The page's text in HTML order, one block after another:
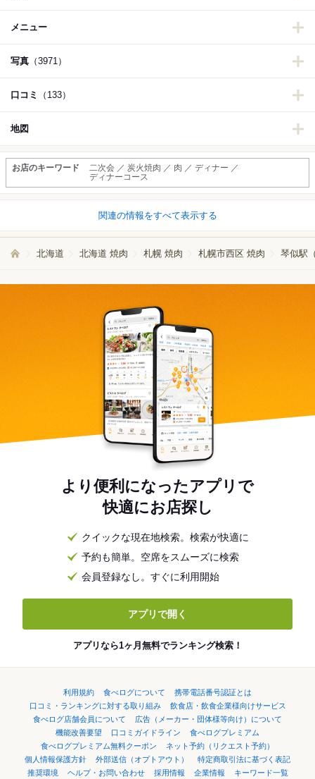
メニュー
写真 （3971）
口コミ （133）
地図
お店のキーワード
二次会 ／ 炭火焼肉 ／ 肉 ／ ディナー ／
ディナーコース
関連の情報をすべて表示する
北海道 北海道 焼肉 札幌 焼肉 札幌市西区 焼肉 琴似駅
より便利になったアプリで
快適にお店探し
クイックな現在地検索。検索が快適に
予約も簡単。空席をスムーズに検索
会員登録なし。すぐに利用開始
アプリで開く
アプリなら1ヶ月無料でランキング検索！
利用規約 食べログについて
携帯電話番号認証とは
口コミ・ランキングに対する取り組み
飲食店・飲食企業様向けサービス
食べログ店舗会員について
広告（メーカー・団体様等向け）について
機能改善要望
口コミガイドライン
食べログプレミアム
食べログプレミアム無料クーポン
ネット予約（リクエスト予約）
個人情報保護方針
外部送信（オプトアウト）
特定商取引法に基づく表記
推奨環境
ヘルプ・お問い合わせ 採用情報 企業情報 キーワード一覧